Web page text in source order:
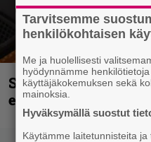
Sid Wilsonin
erottamiseen,
Tarvitsemme
henkilökohtaisen
Me ja huolellisesti
hyödynnämme
käyttäjäkokemuksen sekä
mainoksia.
Hyväksymällä suostut
Käytämme laitetunnisteita